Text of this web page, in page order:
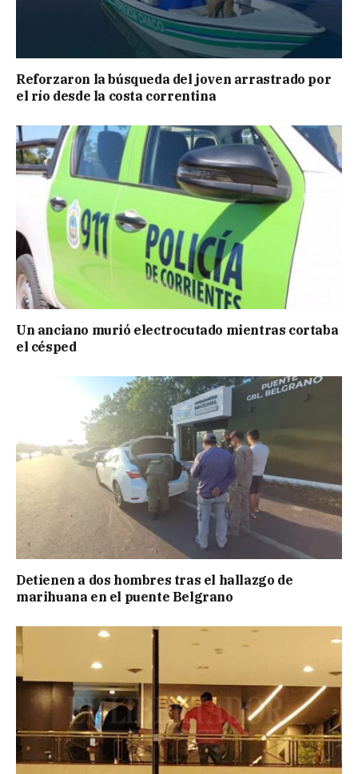
Reforzaron la búsqueda del joven arrastrado por
el río desde la costa correntina
Un anciano murió electrocutado mientras cortaba
el césped
Detienen a dos hombres tras el hallazgo de
marihuana en el puente Belgrano